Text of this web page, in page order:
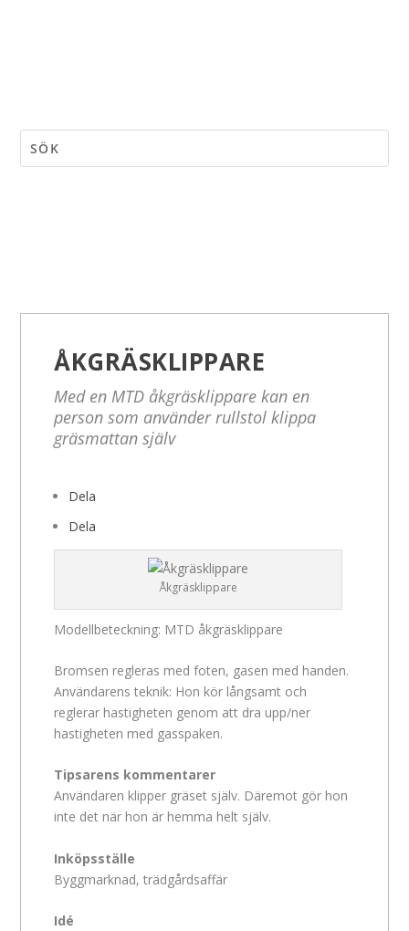
ÅKGRÄSKLIPPARE
Med en MTD åkgräsklippare kan en
person som använder rullstol klippa
gräsmattan själv
Dela
Dela
Åkgräsklippare
Modellbeteckning: MTD åkgräsklippare
Bromsen regleras med foten, gasen med handen.
Användarens teknik: Hon kör långsamt och
reglerar hastigheten genom att dra upp/ner
hastigheten med gasspaken.
Tipsarens kommentarer
Användaren klipper gräset själv. Däremot gör hon
inte det när hon är hemma helt själv.
Inköpsställe
Byggmarknad, trädgårdsaffär
Idé